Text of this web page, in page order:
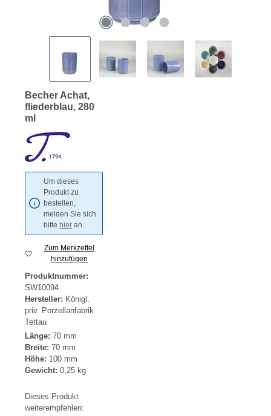
Becher Achat,
fliederblau, 280
ml
Um dieses
Produkt zu
bestellen,
melden Sie sich
bitte hier an.
Zum Merkzettel
hinzufügen
Produktnummer:
SW10094
Hersteller: Königl.
priv. Porzellanfabrik
Tettau
Länge: 70 mm
Breite: 70 mm
Höhe: 100 mm
Gewicht: 0,25 kg
Dieses Produkt
weiterempfehlen: